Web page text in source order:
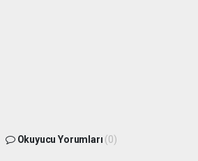
Okuyucu Yorumları (0)